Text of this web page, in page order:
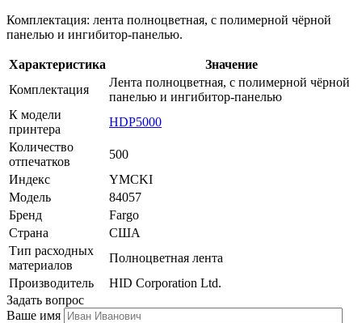
Комплектация: лента полноцветная, с полимерной чёрной
панелью и ингибитор-панелью.
Характеристика
Значение
Комплектация
Лента полноцветная, с полимерной чёрной
панелью и ингибитор-панелью
К модели
принтера
HDP5000
Количество
отпечатков
500
Индекс
YMCKI
Модель
84057
Бренд
Fargo
Страна
США
Тип расходных
материалов
Полноцветная лента
Производитель
HID Corporation Ltd.
Задать вопрос
Ваше имя